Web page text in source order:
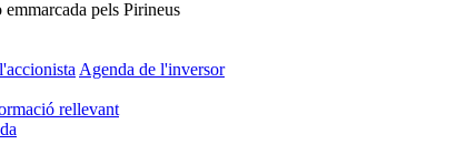
Agenda de l'inversor
rellevant